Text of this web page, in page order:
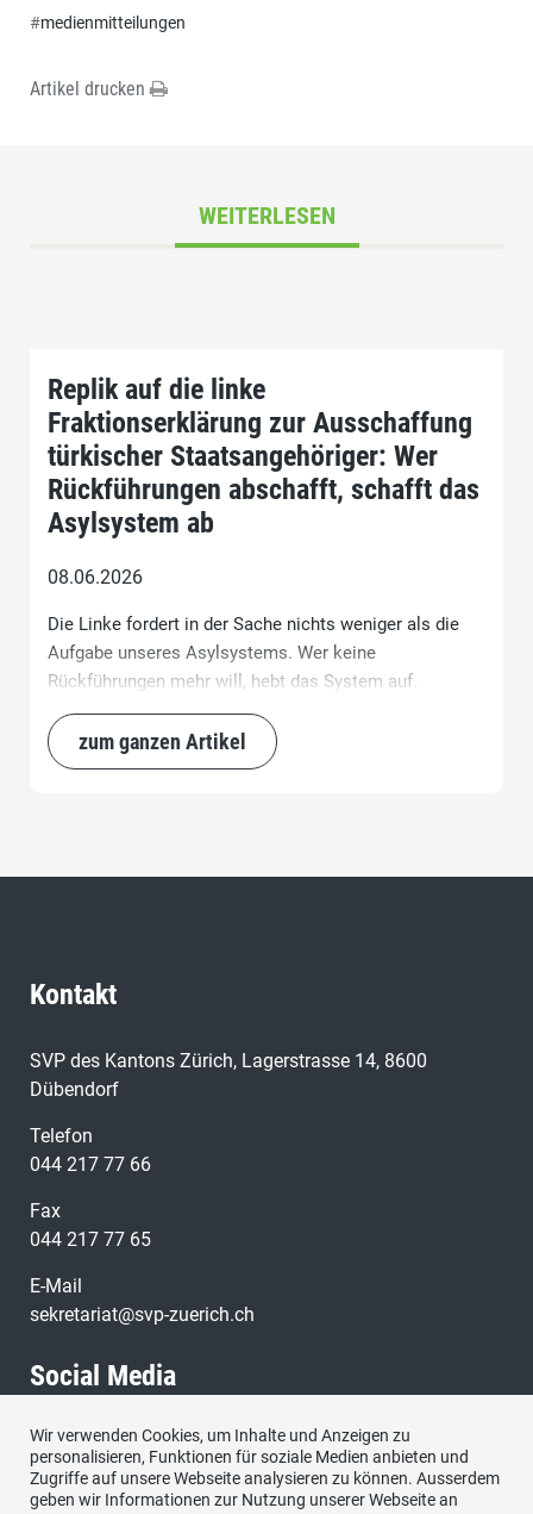
#medienmitteilungen
Artikel drucken
WEITERLESEN
Replik auf die linke
Fraktionserklärung zur Ausschaffung
türkischer Staatsangehöriger: Wer
Rückführungen abschafft, schafft das
Asylsystem ab
08.06.2026
Die Linke fordert in der Sache nichts weniger als die
Aufgabe unseres Asylsystems. Wer keine
Rückführungen mehr will, hebt das System auf.
zum ganzen Artikel
Kontakt
SVP des Kantons Zürich, Lagerstrasse 14, 8600
Dübendorf
Telefon
044 217 77 66
Fax
044 217 77 65
E-Mail
sekretariat@svp-zuerich.ch
Social Media
Besuchen Sie uns bei:
Wir verwenden Cookies, um Inhalte und Anzeigen zu
personalisieren, Funktionen für soziale Medien anbieten und
Zugriffe auf unsere Webseite analysieren zu können. Ausserdem
geben wir Informationen zur Nutzung unserer Webseite an